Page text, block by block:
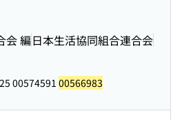
会 編日本生活協同組合連合会
00574591 00566983